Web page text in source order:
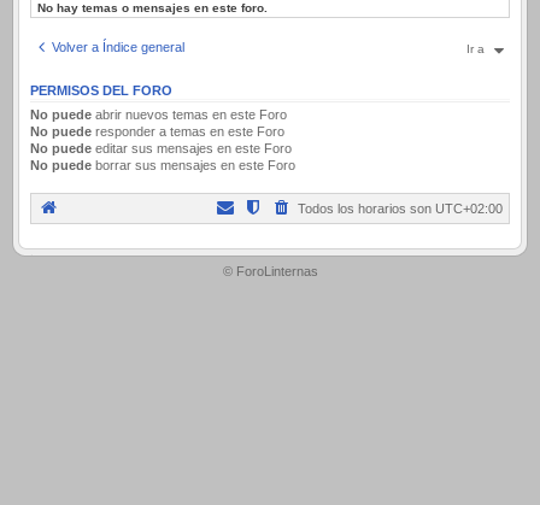
No hay temas o mensajes en este foro.
Volver a Índice general Ir a
PERMISOS DEL FORO
No puede abrir nuevos temas en este Foro
No puede responder a temas en este Foro
No puede editar sus mensajes en este Foro
No puede borrar sus mensajes en este Foro
Todos los horarios son UTC+02:00
.
© ForoLinternas